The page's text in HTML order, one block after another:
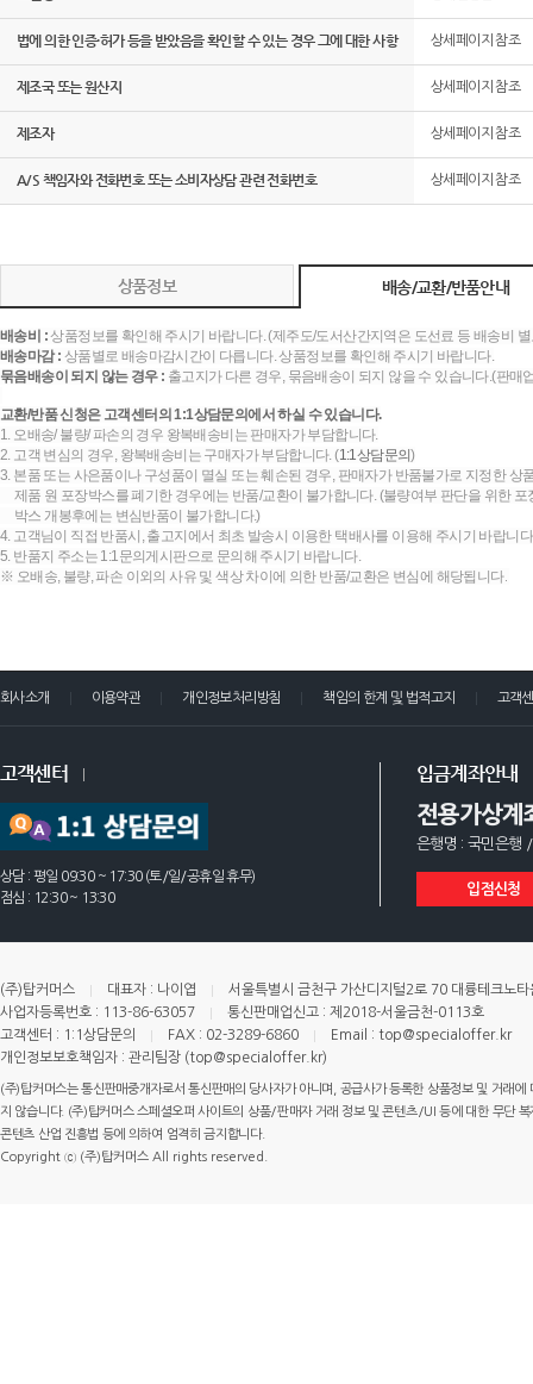
법에 의한 인증·허가 등을 받았음을 확인할 수 있는 경우 그에 대한 사항 상세페이지 참조
제조국 또는 원산지 상세페이지 참조
제조자 상세페이지 참조
A/S 책임자와 전화번호 또는 소비자상담 관련 전화번호 상세페이지 참조
상품정보 배송/교환/반품안내
배송비 :상품정보를 확인해 주시기 바랍니다. (제주도/도서산간지역은 도선료 등 배송비
배송마감 : 상품별로 배송마감시간이 다릅니다. 상품정보를 확인해 주시기 바랍니다.
묶음배송이 되지 않는 경우 : 출고지가 다른 경우, 묶음배송이 되지 않을 수 있습니다.(판
교환/반품 신청은 고객센터의 1:1상담문의에서 하실 수 있습니다.
1. 오배송/ 불량/ 파손의 경우 왕복배송비는 판매자가 부담합니다.
2. 고객 변심의 경우, 왕복배송비는 구매자가 부담합니다. (1:1상담문의)
3. 본품 또는 사은품이나 구성품이 멸실 또는 훼손된 경우, 판매자가 반품불가로 지정한 상
제품 원 포장박스를 폐기한 경우에는 반품/교환이 불가합니다. (불량여부 판단을 위한
박스 개봉후에는 변심반품이 불가합니다.)
4. 고객님이 직접 반품시, 출고지에서 최초 발송시 이용한 택배사를 이용해 주시기 바랍니
5. 반품지 주소는 1:1문의게시판으로 문의해 주시기 바랍니다.
※ 오배송, 불량, 파손 이외의 사유 및 색상 차이에 의한 반품/교환은 변심에 해당됩니다.
회사소개 이용약관 개인정보처리방침 책임의 한계 및 법적고지 고객
고객센터
상담 : 평일 09:30 ~ 17:30 (토/일/공휴일 휴무)
점심 : 12:30 ~ 13:30
입금계좌안내
전용가상계
은행명 : 국민은행
입점신청
(주)탑커머스 대표자 : 나이엽
서울특별시 금천구 가산디지털2로 70 대륭테크노
사업자등록번호 : 113-86-63057
통신판매업신고 : 제2018-서울금천-0113호
고객센터 : 1:1상담문의
FAX : 02-3289-6860
Email : top@specialoffer.kr
개인정보보호책임자 : 관리팀장 (top@specialoffer.kr)
(주)탑커머스는 통신판매중개자로서 통신판매의 당사자가 아니며, 공급사가 등록한 상품정보 및 거래
지 않습니다. (주)탑커머스 스페셜오퍼 사이트의 상품/판매자 거래 정보 및 콘텐츠/UI 등에 대한 무단
콘텐츠 산업 진흥법 등에 의하여 엄격히 금지합니다.
Copyright ⓒ (주)탑커머스 All rights reserved.